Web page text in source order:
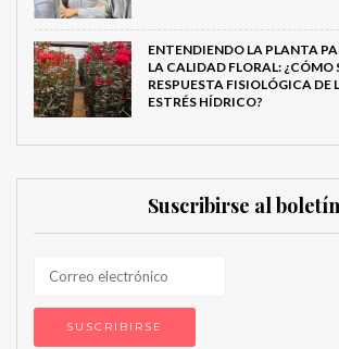
ENTENDIENDO LA PLANTA
LA CALIDAD FLORAL: ¿CÓMO
RESPUESTA FISIOLÓGICA DE
ESTRÉS HÍDRICO?
Suscribirse al boletín